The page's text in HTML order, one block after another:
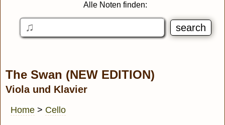
Alle Noten finden:
The Swan (NEW EDITION)
Viola und Klavier
Home > Cello